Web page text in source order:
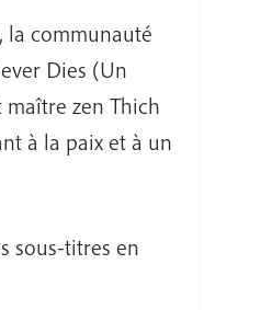
la communauté
Dies (Un
zen Thich
à la paix et à un
sous-titres en